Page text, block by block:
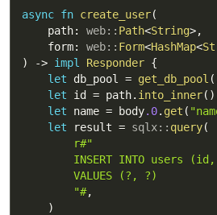
async fn create_user(
    path
: web:: Path<String>,
    form
: web:: Form<HashMap<
)
-> impl Responder {
let db_pool = get_db_pool (
let id = path. into_inner( )
let name = body.0. get (
let result = sqlx:: query(
r#"
INSERT INTO users (id,
        VALUES (?, ?)
        "#
,
)